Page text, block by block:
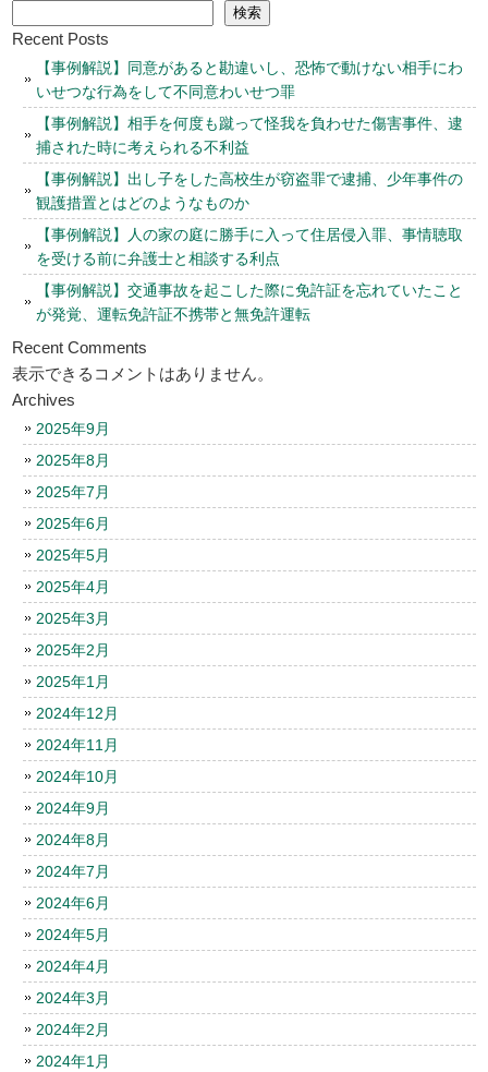
検索
Recent Posts
【事例解説】同意があると勘違いし、恐怖で動けない相手にわ
いせつな行為をして不同意わいせつ罪
【事例解説】相手を何度も蹴って怪我を負わせた傷害事件、逮
捕された時に考えられる不利益
【事例解説】出し子をした高校生が窃盗罪で逮捕、少年事件の
観護措置とはどのようなものか
【事例解説】人の家の庭に勝手に入って住居侵入罪、事情聴取
を受ける前に弁護士と相談する利点
【事例解説】交通事故を起こした際に免許証を忘れていたこと
が発覚、運転免許証不携帯と無免許運転
Recent Comments
表示できるコメントはありません。
Archives
2025年9月
2025年8月
2025年7月
2025年6月
2025年5月
2025年4月
2025年3月
2025年2月
2025年1月
2024年12月
2024年11月
2024年10月
2024年9月
2024年8月
2024年7月
2024年6月
2024年5月
2024年4月
2024年3月
2024年2月
2024年1月